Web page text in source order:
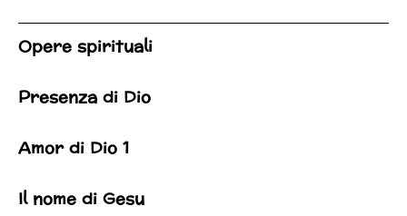
Opere spirituali
Presenza di Dio
Amor di Dio 1
Il nome di Gesu